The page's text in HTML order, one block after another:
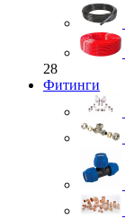
28
Фитинги